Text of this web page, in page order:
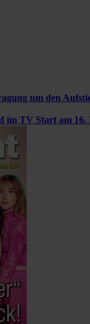
um den
im TV Start am